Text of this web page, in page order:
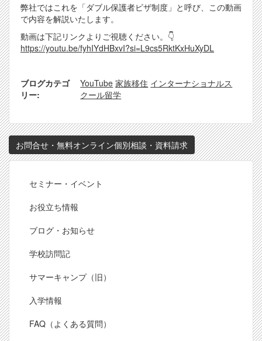
弊社ではこれを「ダブル保護者ビザ制度」と呼び、この動画
で内容を解説いたします。
動画は下記リンクよりご視聴ください。👇
https://youtu.be/fyhIYdHBxvI?si=L9cs5RktKxHuXyDL
ブログカテゴ
リー
YouTube 家族移住 インターナショナルス
クール留学
お問合せ・無料オンライン個別相談・資料請求
Footer
セミナー・イベント
お役立ち情報
ブログ・お知らせ
学校訪問記
サマーキャンプ（旧）
入学情報
FAQ（よくある質問）